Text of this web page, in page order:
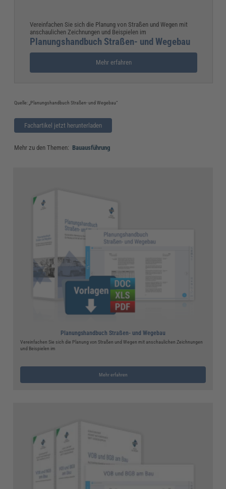
Vereinfachen Sie sich die Planung von Straßen und Wegen mit
anschaulichen Zeichnungen und Beispielen im
Planungshandbuch Straßen- und Wegebau
Mehr erfahren
Quelle: „Planungshandbuch Straßen- und Wegebau“
Fachartikel jetzt herunterladen
Mehr zu den Themen: Bauausführung
Planungshandbuch Straßen- und Wegebau
Vereinfachen Sie sich die Planung von Straßen und Wegen mit anschaulichen Zeichnungen
und Beispielen im
Mehr erfahren